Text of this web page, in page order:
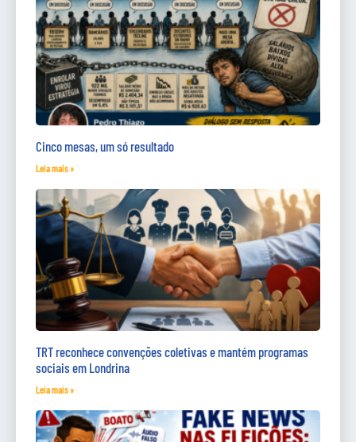
Cinco mesas, um só resultado
Leia mais »
TRT reconhece convenções coletivas e mantém programas
sociais em Londrina
Leia mais »